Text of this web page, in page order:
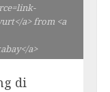
a> from <a
a>
di